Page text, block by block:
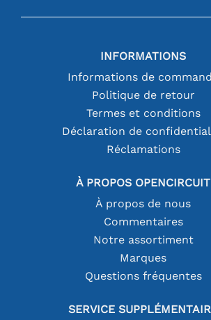
INFORMATIONS
Informations de
Politique de retour
Termes et conditions
Déclaration de
Réclamations
À PROPOS OPENCIRCUIT
À propos de nous
Commentaires
Notre assortiment
Marques
Questions fréquentes
SERVICE